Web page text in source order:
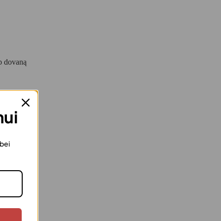
dovaną